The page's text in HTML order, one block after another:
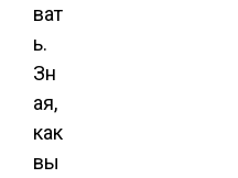
ват
ь.
Зн
ая,
как
вы